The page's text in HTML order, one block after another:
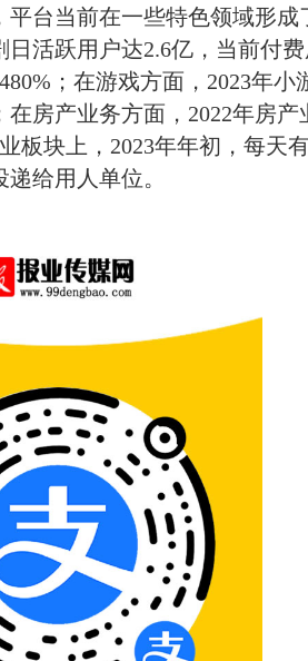
平台当前在一些特色领域形成
日活跃用户达2.6亿，当前付
；在游戏方面，2023年小
在房产业务方面，2022年房
板块上，2023年年初，每天
给用人单位。